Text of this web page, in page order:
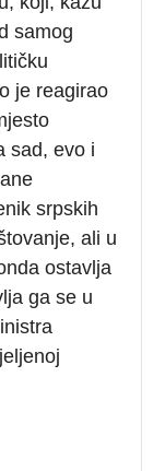
samog
je reagirao
sad, evo i
srpskih
ali u
ostavlja
ga se u